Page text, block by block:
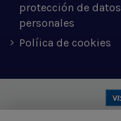
protección de datos
personales
Políica de cookies